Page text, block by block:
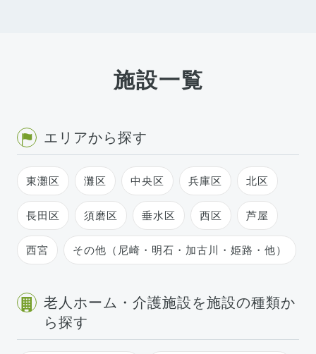
施設一覧
エリアから探す
東灘区 灘区 中央区 兵庫区 北区
長田区 須磨区 垂水区 西区 芦屋
西宮 その他（尼崎・明石・加古川・姫路・他）
老人ホーム・介護施設を施設の種類か
ら探す